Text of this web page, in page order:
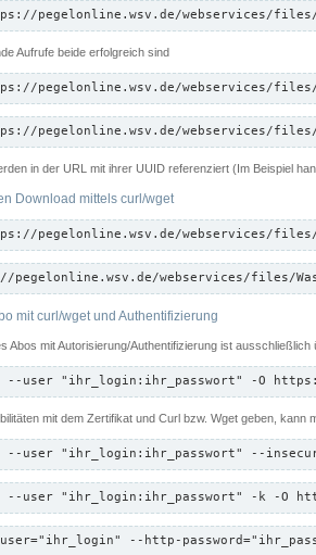
pegelonline.wsv.de/webservices/files/
Aufrufe beide erfolgreich sind
pegelonline.wsv.de/webservices/files/
pegelonline.wsv.de/webservices/files/
in der URL mit ihrer UUID referenziert (Im Beispiel
Download mittels curl/wget
pegelonline.wsv.de/webservices/files/
webservices/files/
mit curl/wget und Authentifizierung
Abos mit Autorisierung/Authentifizierung ist ausschließlich
user "ihr_login:ihr_passwort" -O
mit dem Zertifikat und Curl bzw. Wget geben,
user "ihr_login:ihr_passwort" --
user "ihr_login:ihr_passwort" -k -O
--http-